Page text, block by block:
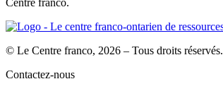
Centre franco.
© Le Centre franco, 2026 – Tous droits réservés.
Contactez-nous